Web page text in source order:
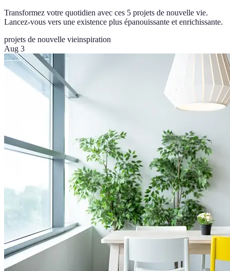
Transformez votre quotidien avec ces 5 projets de nouvelle vie.
Lancez-vous vers une existence plus épanouissante et enrichissante.
projets de nouvelle vieinspiration
Aug 3